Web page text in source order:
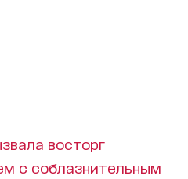
восторг
с соблазнительным